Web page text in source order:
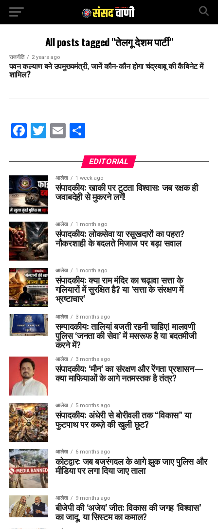
All posts tagged "तेलगू देशम पार्टी"
राजनीति 2 years ago
पवन कल्याण बने उपमुख्यमंत्री, जानें कौन-कौन होगा चंद्रबाबू की कैबिनेट में
शामिल?
Facebook
Twitter
EmailShare
EDITORIAL
आलेख 1 week ago
संपादकीय: खाकी पर टूटता विश्वास: जब रक्षक ही
जवाबदेही से मुकरने लगें!
आलेख 1 month ago
संपादकीय: लोकसेवा या रसूखदारों का पहरा?
नौकरशाही के बदलते मिजाज पर बड़ा सवाल
आलेख 1 month ago
संपादकीय: क्या राम मंदिर का चढ़ावा सत्ता के
गलियारों में सुरक्षित है? या ‘सत्ता के संरक्षण में
भ्रष्टाचार’
आलेख 3 months ago
सम्पादकीय: तालियां बजती रहनी चाहिए! मालवणी
पुलिस ‘जनता की सेवा’ में मसरूफ है या बदतमीजी
करने में?
आलेख 3 months ago
संपादकीय: ‘मौन’ का संरक्षण और रेंगता प्रशासन—
क्या माफियाओं के आगे नतमस्तक है तंत्र?
आलेख 5 months ago
संपादकीय: अंधेरी से बोरीवली तक “विकास” या
फुटपाथ पर कब्ज़े की खुली छूट?
आलेख 6 months ago
कोटद्वार: जब बजरंगदल के आगे झुक जाए पुलिस और
मीडिया पर लगा दिया जाए ताला
आलेख 9 months ago
बीजेपी की ‘अजेय’ जीत: विकास की जगह ‘विश्वास’
का जादू, या सिस्टम का कमाल?